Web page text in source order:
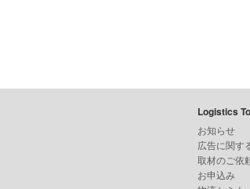
Logistics
お知らせ
広告に関す
取材のご依
お申込み